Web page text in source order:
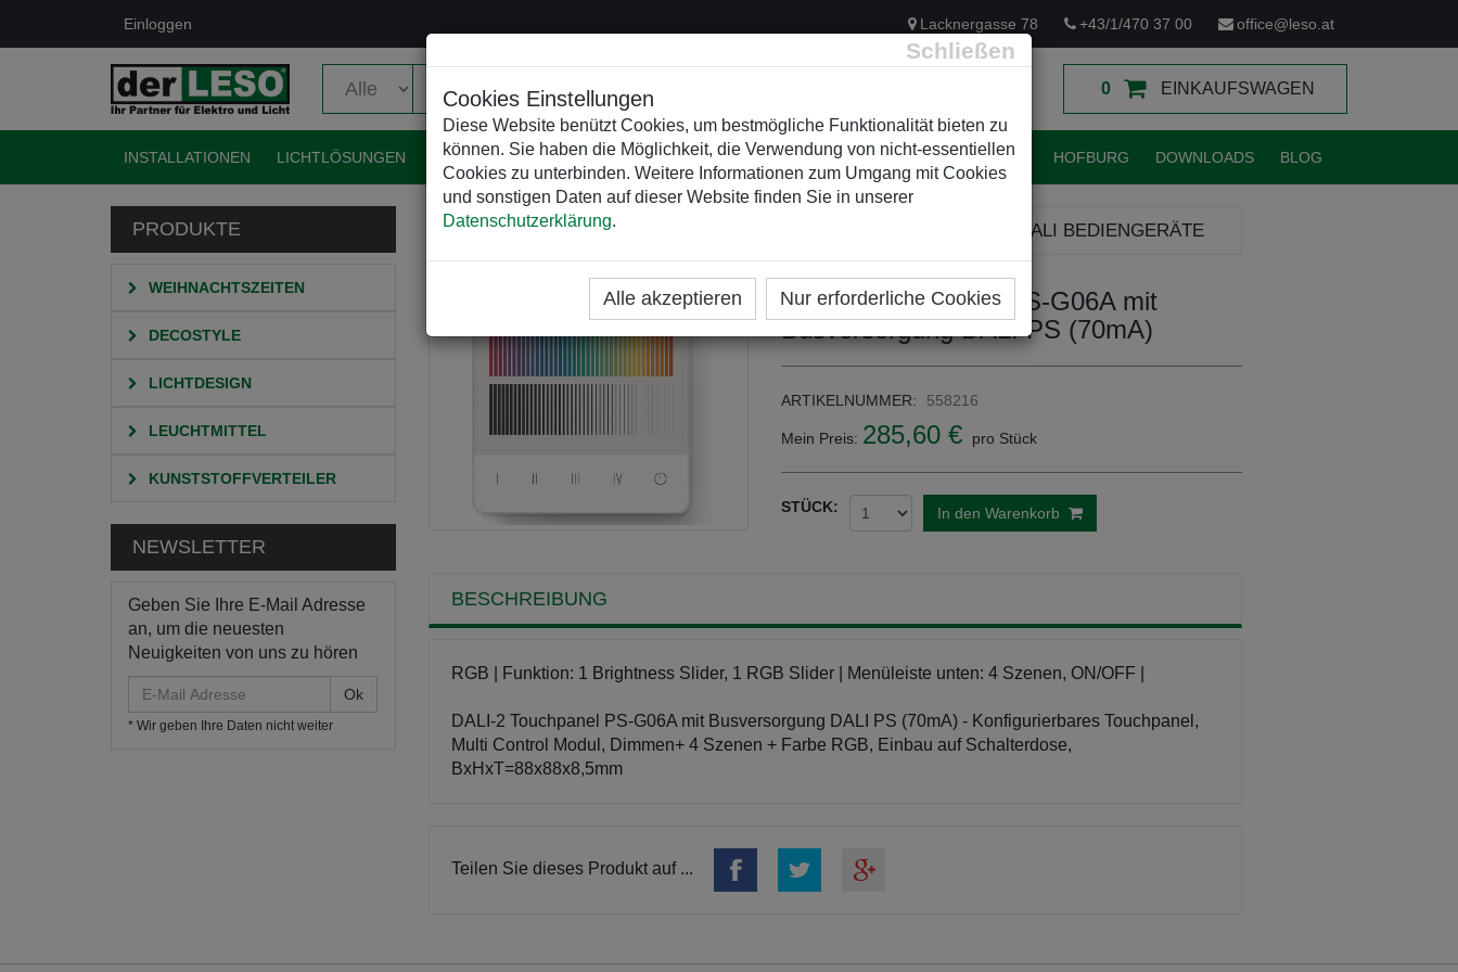
Schließen
Cookies Einstellungen
Diese Website benützt Cookies, um bestmögliche Funktionalität bieten zu
können. Sie haben die Möglichkeit, die Verwendung von nicht-essentiellen
Cookies zu unterbinden. Weitere Informationen zum Umgang mit Cookies
und sonstigen Daten auf dieser Website finden Sie in unserer
Datenschutzerklärung.
Alle akzeptieren Nur erforderliche Cookies
Einloggen Lacknergasse 78 +43/1/470 37 00 office@leso.at
0 EINKAUFSWAGEN
INSTALLATIONEN LICHTLÖSUNGEN EVENTELEKTRIK KUNSTSTOFFVERTEILER WEIHNACHTSBELEUCHTUNGEN HOFBURG DOWNLOADS BLOG
PRODUKTE
WEIHNACHTSZEITEN
DECOSTYLE
LICHTDESIGN
LEUCHTMITTEL
KUNSTSTOFFVERTEILER
NEWSLETTER
Geben Sie Ihre E-Mail Adresse
an, um die neuesten
Neuigkeiten von uns zu hören
Mail
Adresse
* Wir geben Ihre Daten nicht weiter
HOME KATEGORIEN DALI BEDIENGERÄTE
DALI-2 Touchpanel PS-G06A mit
Busversorgung DALI PS (70mA)
ARTIKELNUMMER: 558216
Mein Preis: 285,60 € pro Stück
STÜCK: In den Warenkorb
BESCHREIBUNG
RGB | Funktion: 1 Brightness Slider, 1 RGB Slider | Menüleiste unten: 4 Szenen, ON/OFF |
DALI-2 Touchpanel PS-G06A mit Busversorgung DALI PS (70mA) - Konfigurierbares Touchpanel,
Multi Control Modul, Dimmen+ 4 Szenen + Farbe RGB, Einbau auf Schalterdose,
BxHxT=88x88x8,5mm
Teilen Sie dieses Produkt auf ...